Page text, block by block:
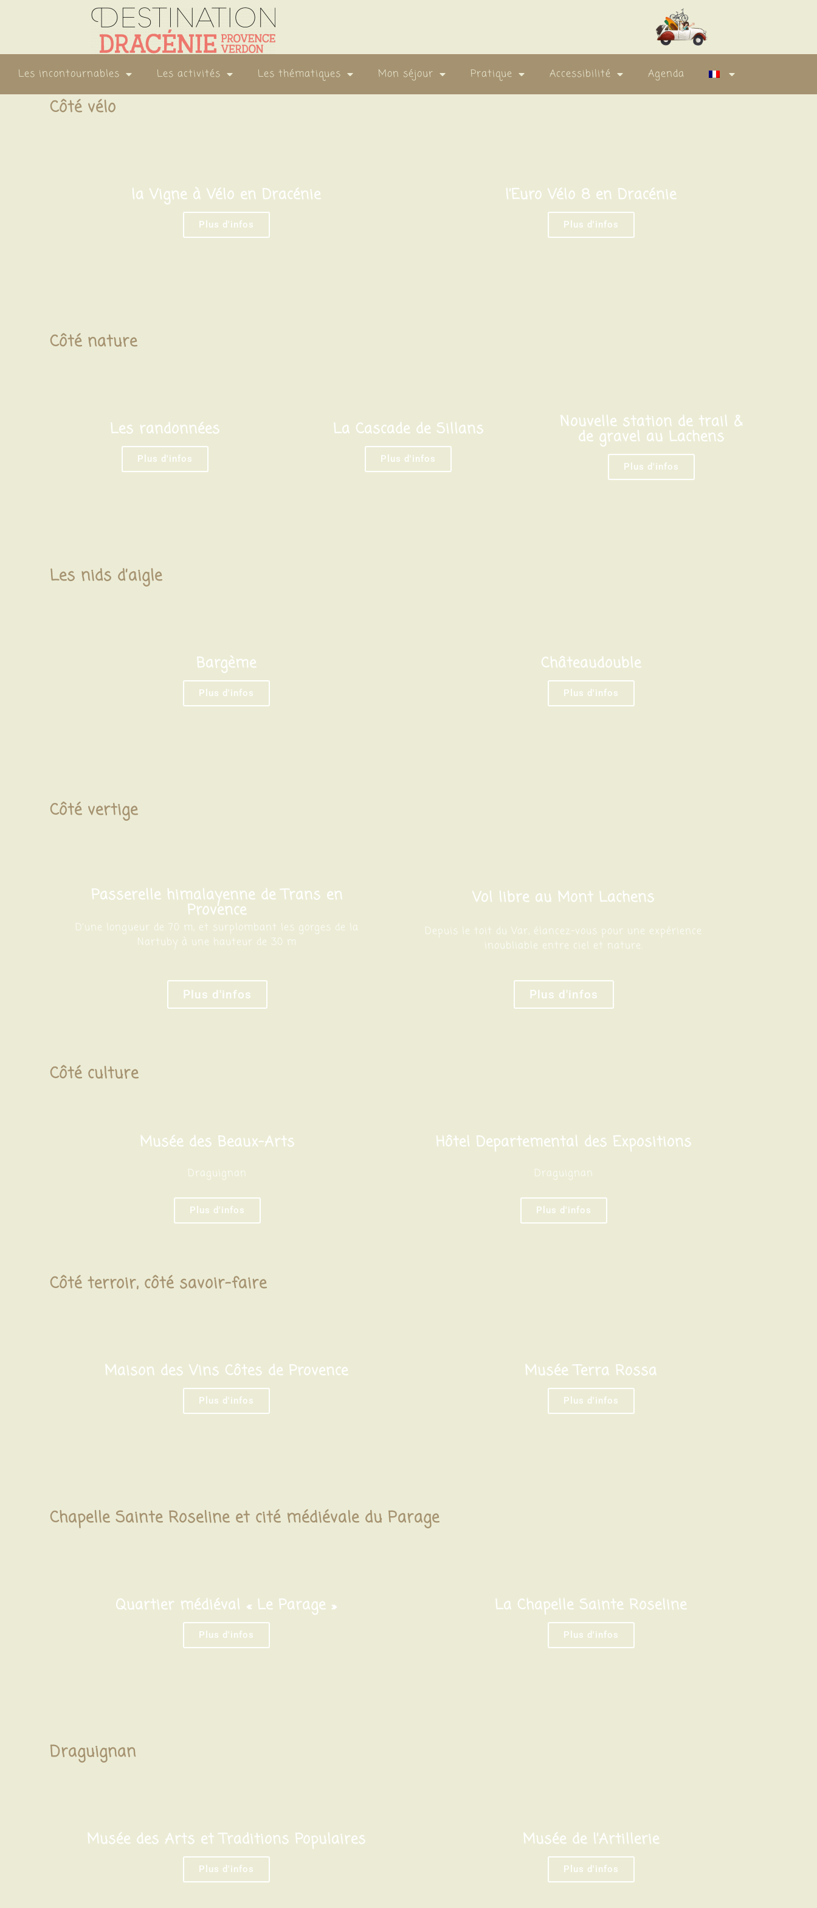
Les incontournables Les activités Les thématiques Mon séjour Pratique Accessibilité Agenda
Côté vélo
la Vigne à Vélo en Dracénie
Plus d'infos
l’Euro Vélo 8 en Dracénie
Plus d'infos
Côté nature
Les randonnées
Plus d'infos
La Cascade de Sillans
Plus d'infos
Nouvelle station de trail &
de gravel au Lachens
Plus d'infos
Les nids d’aigle
Bargème
Plus d'infos
Châteaudouble
Plus d'infos
Côté vertige
Passerelle himalayenne de Trans en
Provence
D’une longueur de 70 m, et surplombant les gorges de la
Nartuby à une hauteur de 30 m
Plus d'infos
Vol libre au Mont Lachens
Depuis le toit du Var, élancez-vous pour une expérience
inoubliable entre ciel et nature.
Plus d'infos
Côté culture
Musée des Beaux-Arts
Draguignan
Plus d'infos
Hôtel Departemental des Expositions
Draguignan
Plus d'infos
Côté terroir, côté savoir-faire
Maison des Vins Côtes de Provence
Plus d'infos
Musée Terra Rossa
Plus d'infos
Chapelle Sainte Roseline et cité médiévale du Parage
Quartier médiéval « Le Parage »
Plus d'infos
La Chapelle Sainte Roseline
Plus d'infos
Draguignan
Musée des Arts et Traditions Populaires
Plus d'infos
Musée de l’Artillerie
Plus d'infos